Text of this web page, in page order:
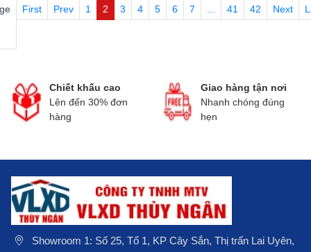
First Prev 1 2 3 4 5 6 7 41 42 Next
Chiết khấu cao
Lên đến 30% đơn
hàng
Giao hàng tận nơi
Nhanh chóng đúng
hẹn
Showroom 1: Số 25, Tổ 1, KP Cây Sắn, Thị trấn Lai Uyên,